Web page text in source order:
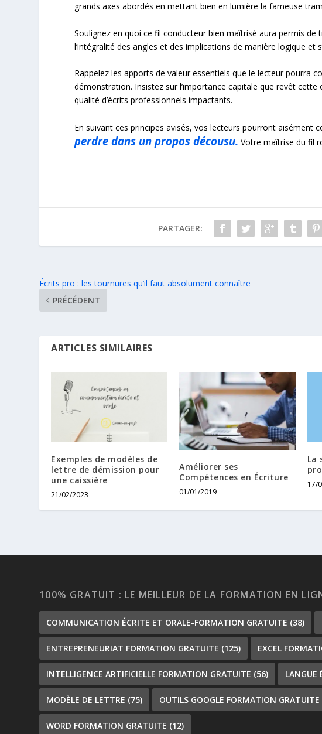
grands axes abordés en mettant bien en lumière la fameuse
Soulignez en quoi ce fil conducteur bien maîtrisé aura permis
l’intégralité des angles et des implications de manière logique et
Rappelez les apports de valeur essentiels que le lecteur pourra
démonstration. Insistez sur l’importance capitale que revêt
qualité d’écrits professionnels impactants.
En suivant ces principes avisés, vos lecteurs pourront aisément
perdre dans un propos décousu. Votre maîtrise du fil
PARTAGER:
Écrits pro : les tournures qu’il faut absolument connaître
PRÉCÉDENT
ARTICLES SIMILAIRES
Exemples de modèles de
lettre de démission pour
une caissière
21/02/2023
Améliorer ses
Compétences en Écriture
01/01/2019
La
17/
100% GRATUIT : LE MEILLEUR DE LA FORMATION EN
COMMUNICATION ÉCRITE ET ORALE-FORMATION GRATUITE (38)
ENTREPRENEURIAT FORMATION GRATUITE (125) EXCEL
INTELLIGENCE ARTIFICIELLE FORMATION GRATUITE (56) LANGUE
MODÈLE DE LETTRE (75) OUTILS GOOGLE FORMATION GRATUITE
WORD FORMATION GRATUITE (12)